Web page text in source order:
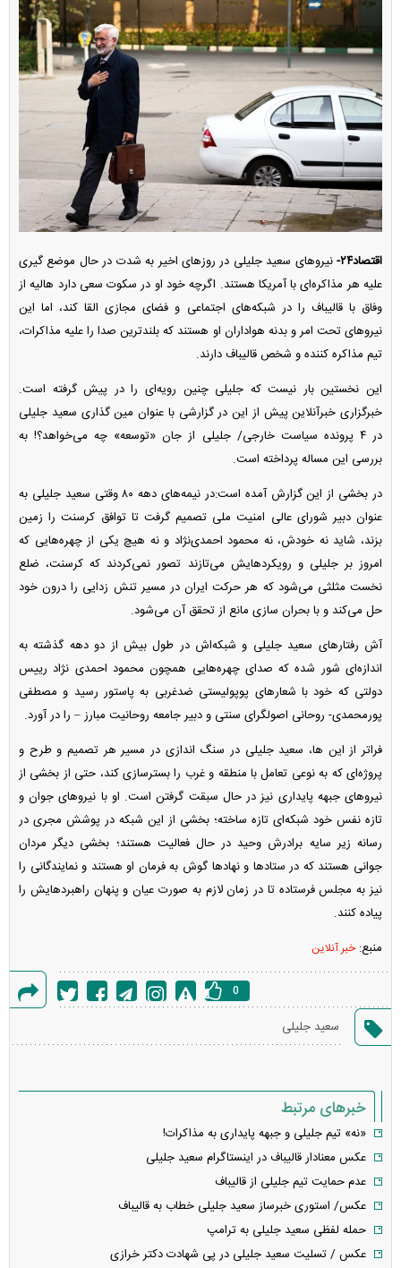
اقتصاد۲۴-
نیرو‌های سعید جلیلی در روز‌های اخیر به شدت در حال موضع گیری
علیه هر مذاکره‌ای با آمریکا هستند. اگرچه خود او در سکوت سعی دارد هالیه از
وفاق با قالیباف را در شبکه‌های اجتماعی و فضای مجازی القا کند، اما این
نیرو‌های تحت امر و بدنه هواداران او هستند که بلندترین صدا را علیه مذاکرات،
تیم مذاکره کننده و شخص قالیباف دارند.
این نخستین بار نیست که جلیلی چنین رویه‌ای را در پیش گرفته است.
خبرگزاری خبرآنلاین پیش از این در گزارشی با عنوان مین گذاری سعید جلیلی
در ۴ پرونده سیاست خارجی/ جلیلی از جان «توسعه» چه می‌خواهد؟! به
بررسی این مساله پرداخته است.
در بخشی از این گزارش آمده است:در نیمه‌های دهه ۸۰ وقتی سعید جلیلی به
عنوان دبیر شورای عالی امنیت ملی تصمیم گرفت تا توافق کرسنت را زمین
بزند، شاید نه خودش، نه محمود احمدی‌نژاد و نه هیچ یکی از چهره‌هایی که
امروز بر جلیلی و رویکردهایش می‌تازند تصور نمی‌کردند که کرسنت، ضلع
نخست مثلثی می‌شود که هر حرکت ایران در مسیر تنش زدایی را درون خود
حل می‌کند و با بحران سازی مانع از تحقق آن می‌شود.
آش رفتار‌های سعید جلیلی و شبکه‌اش در طول بیش از دو دهه گذشته به
اندازه‌ای شور شده که صدای چهره‌هایی همچون محمود احمدی نژاد رییس
دولتی که خود با شعار‌های پوپولیستی ضدغربی به پاستور رسید و مصطفی
پورمحمدی- روحانی اصولگرای سنتی و دبیر جامعه روحانیت مبارز – را در آورد.
فراتر از این ها، سعید جلیلی در سنگ اندازی در مسیر هر تصمیم و طرح و
پروژه‌ای که به نوعی تعامل با منطقه و غرب را بسترسازی کند، حتی از بخشی از
نیرو‌های جبهه پایداری نیز در حال سبقت گرفتن است. او با نیرو‌های جوان و
تازه نفس خود شبکه‌ای تازه ساخته؛ بخشی از این شبکه در پوشش مجری در
رسانه زیر سایه برادرش وحید در حال فعالیت هستند؛ بخشی دیگر مردان
جوانی هستند که در ستاد‌ها و نهاد‌ها گوش به فرمان او هستند و نمایندگانی را
نیز به مجلس فرستاده تا در زمان لازم به صورت عیان و پنهان راهبردهایش را
پیاده کنند.
منبع: خبر آنلاین
خطا
0
سعید جلیلی
خبرهای مرتبط
«نه» تیم جلیلی و جبهه پایداری به مذاکرات!
عکس معنادار قالیباف در اینستاگرام سعید جلیلی
عدم حمایت تیم جلیلی از قالیباف
عکس/ استوری خبرساز سعید جلیلی خطاب به قالیباف
حمله لفظی سعید جلیلی به ترامپ
عکس / تسلیت سعید جلیلی در پی شهادت دکتر خرازی